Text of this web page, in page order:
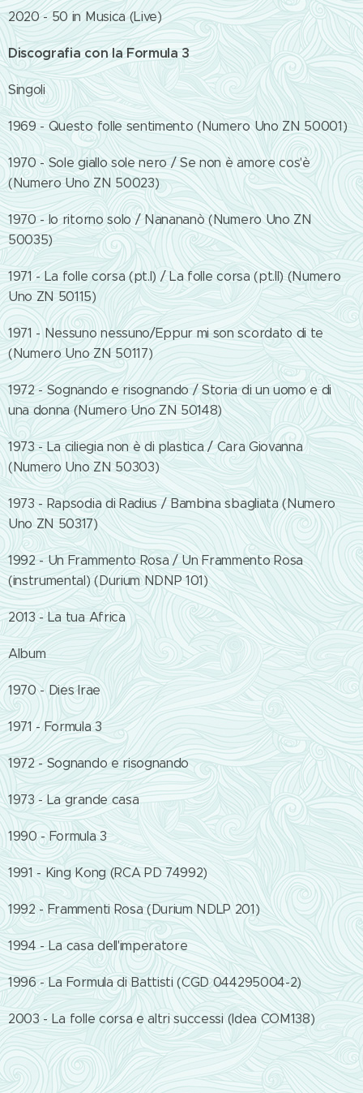
2020 - 50 in Musica (Live)
Discografia con la Formula 3
Singoli
1969 - Questo folle sentimento (Numero Uno ZN 50001)
1970 - Sole giallo sole nero / Se non è amore cos'è
(Numero Uno ZN 50023)
1970 - Io ritorno solo / Nanananò (Numero Uno ZN
50035)
1971 - La folle corsa (pt.I) / La folle corsa (pt.II) (Numero
Uno ZN 50115)
1971 - Nessuno nessuno/Eppur mi son scordato di te
(Numero Uno ZN 50117)
1972 - Sognando e risognando / Storia di un uomo e di
una donna (Numero Uno ZN 50148)
1973 - La ciliegia non è di plastica / Cara Giovanna
(Numero Uno ZN 50303)
1973 - Rapsodia di Radius / Bambina sbagliata (Numero
Uno ZN 50317)
1992 - Un Frammento Rosa / Un Frammento Rosa
(instrumental) (Durium NDNP 101)
2013 - La tua Africa
Album
1970 - Dies Irae
1971 - Formula 3
1972 - Sognando e risognando
1973 - La grande casa
1990 - Formula 3
1991 - King Kong (RCA PD 74992)
1992 - Frammenti Rosa (Durium NDLP 201)
1994 - La casa dell'imperatore
1996 - La Formula di Battisti (CGD 044295004-2)
2003 - La folle corsa e altri successi (Idea COM138)